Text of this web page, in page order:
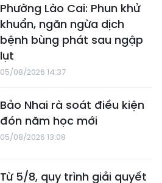
Phường Lào Cai: Phun khử
khuẩn, ngăn ngừa dịch
bệnh bùng phát sau ngập
lụt
05/08/2026 14:37
Bảo Nhai rà soát điều kiện
đón năm học mới
05/08/2026 13:08
Từ 5/8, quy trình giải quyết